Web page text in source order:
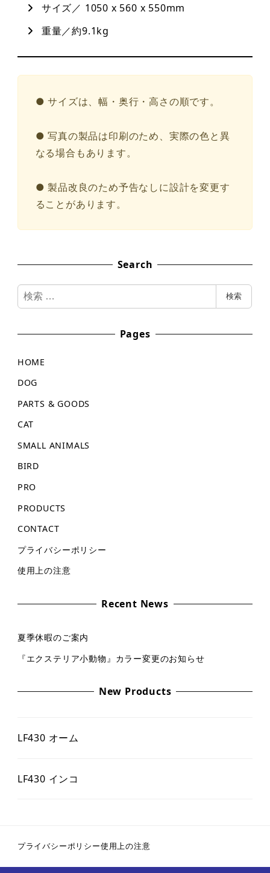
サイズ／ 1050 x 560 x 550mm
重量／約9.1kg
● サイズは、幅・奥行・高さの順です。
● 写真の製品は印刷のため、実際の色と異
なる場合もあります。
● 製品改良のため予告なしに設計を変更す
ることがあります。
Search
検
索
検索
Pages
HOME
DOG
PARTS & GOODS
CAT
SMALL ANIMALS
BIRD
PRO
PRODUCTS
CONTACT
プライバシーポリシー
使用上の注意
Recent News
夏季休暇のご案内
『エクステリア小動物』カラー変更のお知らせ
New Products
LF430 オーム
LF430 インコ
プライバシーポリシー使用上の注意